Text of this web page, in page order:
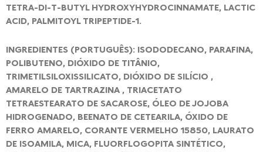
TETRA-DI-T-BUTYL HYDROXYHYDROCINNAMATE, LACTIC
ACID, PALMITOYL TRIPEPTIDE-1.
INGREDIENTES (PORTUGUÊS): ISODODECANO, PARAFINA,
POLIBUTENO, DIÓXIDO DE TITÂNIO,
TRIMETILSILOXISSILICATO, DIÓXIDO DE SILÍCIO ,
AMARELO DE TARTRAZINA , TRIACETATO
TETRAESTEARATO DE SACAROSE, ÓLEO DE JOJOBA
HIDROGENADO, BEENATO DE CETEARILA, ÓXIDO DE
FERRO AMARELO, CORANTE VERMELHO 15850, LAURATO
DE ISOAMILA, MICA, FLUORFLOGOPITA SINTÉTICO,